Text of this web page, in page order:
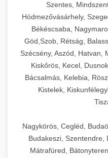
Szentes,
Hódmezővásárhely,
Békéscsaba,
Göd,Szob, Rétság,
Szécsény, Aszód, Hatvan,
Kiskőrös, Kecel,
Bácsalmás, Kelebia,
Kistelek,
Nagykörös, Cegléd,
Budakeszi, Szentendre,
Mátrafüred,